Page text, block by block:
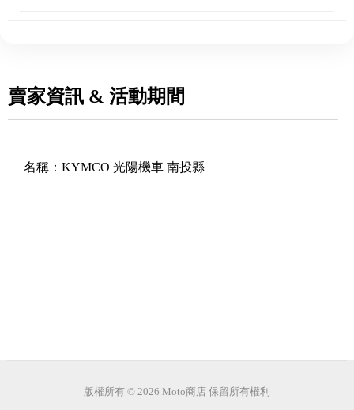
賣家資訊 & 活動期間
名稱： KYMCO 光陽機車 南投縣
版權所有 © 2026 Moto商店 保留所有權利